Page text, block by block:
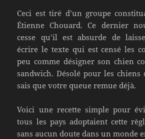
Ceci est tiré d’un groupe
Étienne Chouard. Ce dernier
cesse qu’il est absurde de
écrire le texte qui est censé les
peu comme désigner son chien
sandwich. Désolé pour les
sais que votre queue remue déjà.
Voici une recette simple pour
tous les pays adoptaient cette
sans aucun doute dans un monde